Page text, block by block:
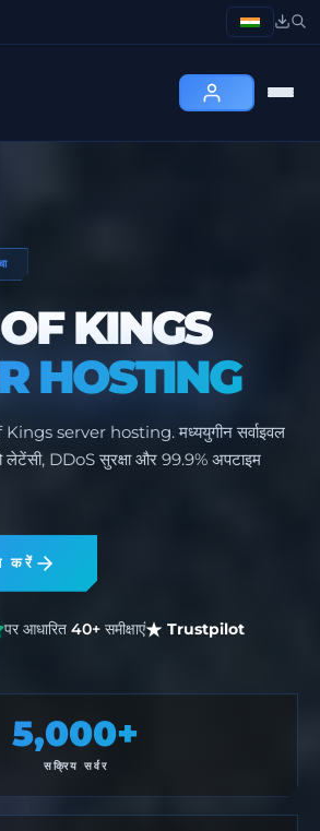
KINGS
HOSTING
server hosting. मध्ययुगीन सर्वाइवल
लेटेंसी, DDoS सुरक्षा और 99.9% अपटाइम
करें
पर आधारित 40+ समीक्षाएं Trustpilot
5,000+
सक्रिय सर्वर